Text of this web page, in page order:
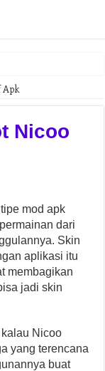
Apk
Nicoo
mod apk
dari
Skin
aplikasi itu
membagikan
jadi skin
Nicoo
yang terencana
buat